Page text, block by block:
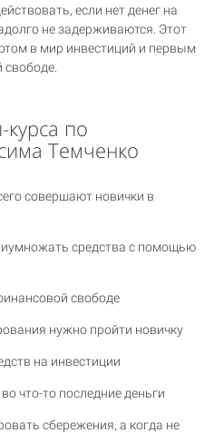
если нет денег на
не задерживаются. Этот
в мир инвестиций и первым
по
Темченко
совершают новички в
средства с помощью
свободе
нужно пройти новичку
на инвестиции
что-то последние деньги
сбережения, а когда не